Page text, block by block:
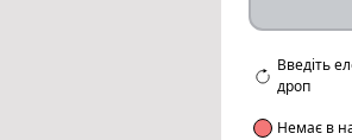
Введіть
дроп
Немає в